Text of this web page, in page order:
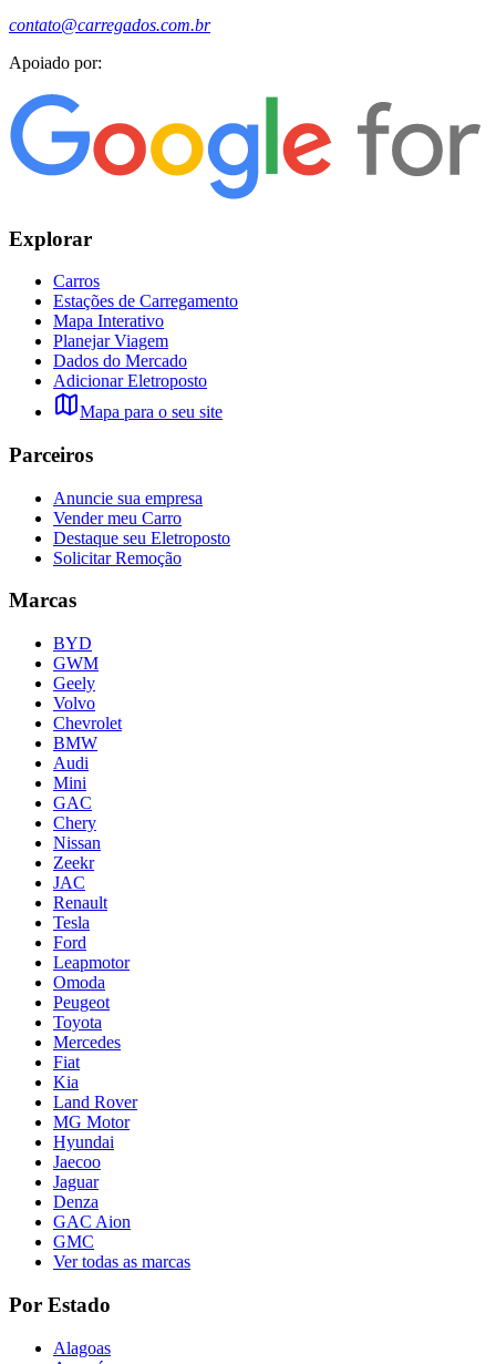
contato@carregados.com.br
Apoiado por:
Explorar
Carros
Estações de Carregamento
Mapa Interativo
Planejar Viagem
Dados do Mercado
Adicionar Eletroposto
Mapa para o seu site
Parceiros
Anuncie sua empresa
Vender meu Carro
Destaque seu Eletroposto
Solicitar Remoção
Marcas
BYD
GWM
Geely
Volvo
Chevrolet
BMW
Audi
Mini
GAC
Chery
Nissan
Zeekr
JAC
Renault
Tesla
Ford
Leapmotor
Omoda
Peugeot
Toyota
Mercedes
Fiat
Kia
Land Rover
MG Motor
Hyundai
Jaecoo
Jaguar
Denza
GAC Aion
GMC
Ver todas as marcas
Por Estado
Alagoas